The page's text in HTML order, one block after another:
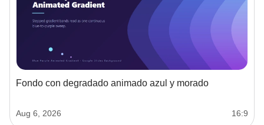
Fondo con degradado animado azul y morado
Aug 6, 2026 16:9